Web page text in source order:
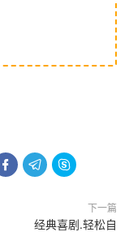
  
下一篇
经典喜剧.轻松自